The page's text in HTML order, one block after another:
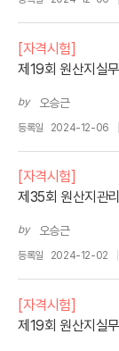
[자격시험]
제19회 원산지실
by 오승근
등록일 2024-12-06
[자격시험]
제35회 원산지관
by 오승근
등록일 2024-12-02
[자격시험]
제19회 원산지실